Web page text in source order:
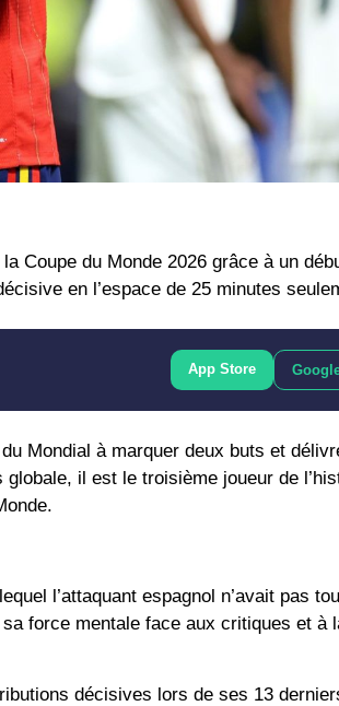
la Coupe du Monde 2026 grâce à un
en l’espace de 25 minutes
App Store
Mondial à marquer deux buts et
il est le troisième joueur de
l’attaquant espagnol n’avait pas
force mentale face aux critiques et à
décisives lors de ses 13